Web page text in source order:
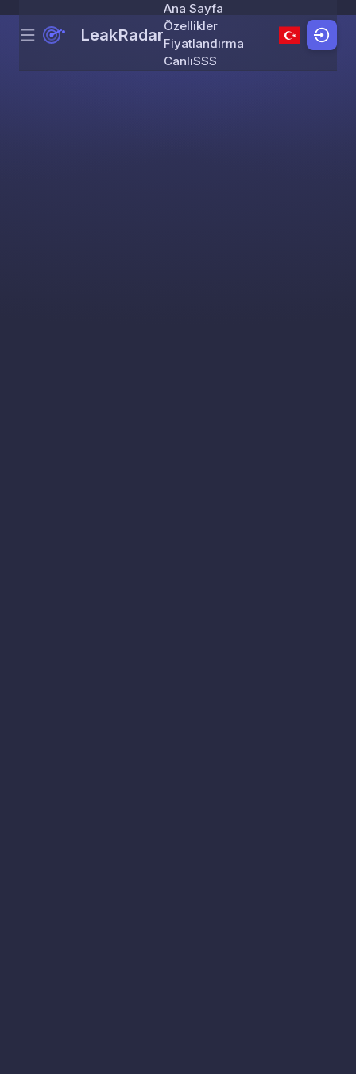
Skip to content
Menu LeakRadar
Ana Sayfa
Özellikler
Fiyatlandırma
CanlıSSS